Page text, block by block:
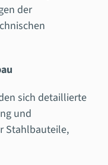
der
sich detaillierte
und
Stahlbauteile,